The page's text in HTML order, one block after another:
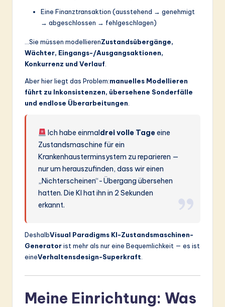
Eine Finanztransaktion (ausstehend → genehmigt
→ abgeschlossen → fehlgeschlagen)
…Sie müssen modellierenZustandsübergänge,
Wächter, Eingangs-/Ausgangsaktionen,
Konkurrenz und Verlauf
Aber hier liegt das Problem:manuelles Modellieren
führt zu Inkonsistenzen, übersehene Sonderfälle
und endlose Überarbeitungen
Ich habe einmaldrei volle Tageeine
Zustandsmaschine für ein
Krankenhausterminsystem zu reparieren —
nur um herauszufinden, dass wir einen
„Nichterscheinen“-Übergang übersehen
hatten. Die KI hat ihn in 2 Sekunden
erkannt.
DeshalbVisual Paradigms KI-Zustandsmaschinen-
Generatorist mehr als nur eine Bequemlichkeit — es ist
eineVerhaltensdesign-Superkraft
Meine Einrichtung: Was